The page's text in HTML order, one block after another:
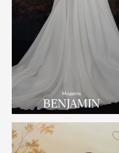
Модель
BENJAMIN